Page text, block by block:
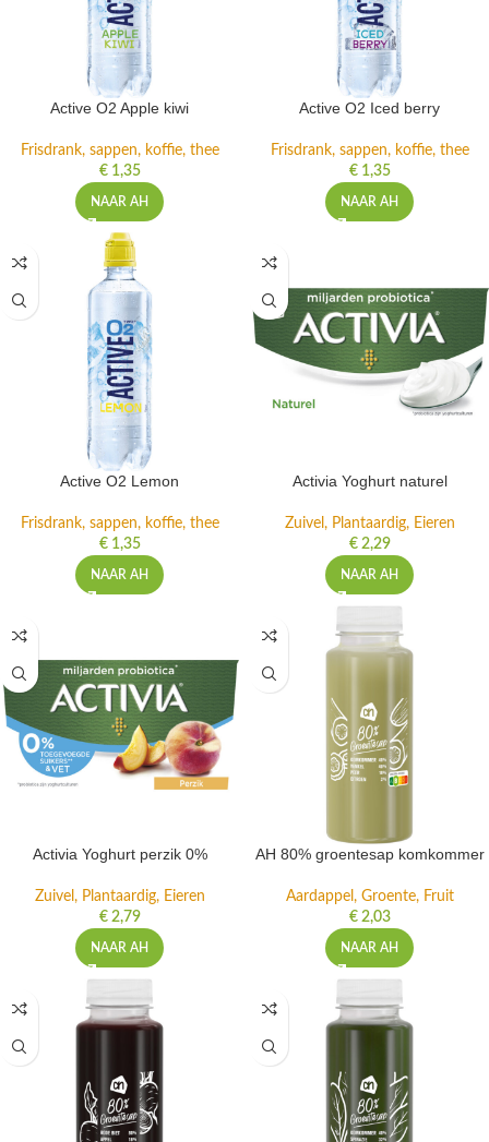
Active O2 Apple kiwi
Frisdrank, sappen, koffie, thee
€1,35
NAAR AH
Active O2 Iced berry
Frisdrank, sappen, koffie, thee
€1,35
NAAR AH
Active O2 Lemon
Frisdrank, sappen, koffie, thee
€1,35
NAAR AH
Activia Yoghurt naturel
Zuivel, Plantaardig, Eieren
€2,29
NAAR AH
Activia Yoghurt perzik 0%
Zuivel, Plantaardig, Eieren
€2,79
NAAR AH
AH 80% groentesap komkommer
Aardappel, Groente, Fruit
€2,03
NAAR AH